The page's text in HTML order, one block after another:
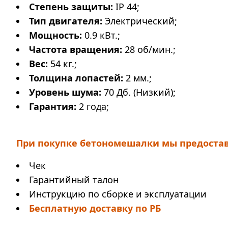
Степень защиты: IP 44;
Тип двигателя: Электрический;
Мощность: 0.9 кВт.;
Частота вращения: 28 об/мин.;
Вес: 54 кг.;
Толщина лопастей: 2 мм.;
Уровень шума: 70 Дб. (Низкий);
Гарантия: 2 года;
При покупке бетономешалки мы
Чек
Гарантийный талон
Инструкцию по сборке и эксплуатации
Бесплатную доставку по РБ